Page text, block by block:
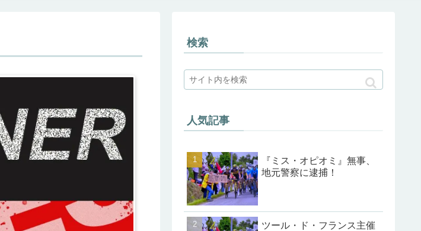
検索
人気記事
『ミス・オピオミ』無事、
地元警察に逮捕！
ツール・ド・フランス主催